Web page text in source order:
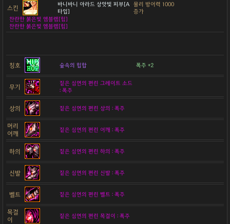
스킨
바니바니 아라드 상앗빛 피부[A
타입]
물리 방어력 1000
증가
찬란한 붉은빛 엠블렘[힘]
찬란한 붉은빛 엠블렘[힘]
칭호 숲속의 힙합 폭주 +2
무기
짙은 심연의 편린 그레이트 소드
: 폭주
상의 짙은 심연의 편린 상의 : 폭주
머리
어깨
짙은 심연의 편린 어깨 : 폭주
하의 짙은 심연의 편린 하의 : 폭주
신발 짙은 심연의 편린 신발 : 폭주
벨트 짙은 심연의 편린 벨트 : 폭주
목걸
이
짙은 심연의 편린 목걸이 : 폭주